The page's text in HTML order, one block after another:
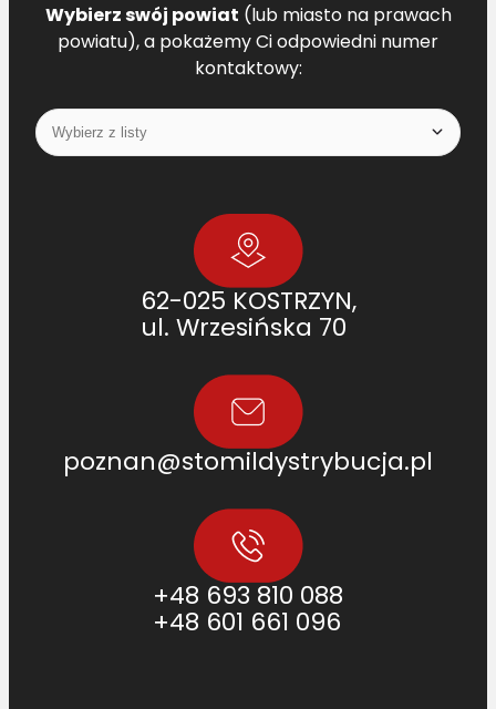
Wybierz swój powiat (lub miasto na prawach
powiatu), a pokażemy Ci odpowiedni numer
kontaktowy:
62-025 KOSTRZYN,
ul. Wrzesińska 70
poznan@stomildystrybucja.pl
+48 693 810 088
+48 601 661 096